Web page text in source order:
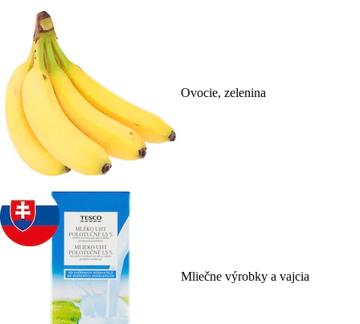
Ovocie, zelenina
Mliečne výrobky a vajcia